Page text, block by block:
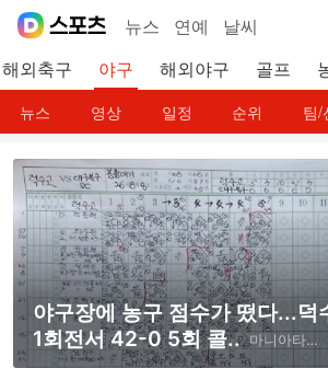
뉴스 연예 날씨
해외축구 야구 해외야구 골프
뉴스 영상 일정 순위 팀/
야구장에 농구 점수가 떴다...덕
1회전서 42-0 5회 콜.. 마니아타임즈